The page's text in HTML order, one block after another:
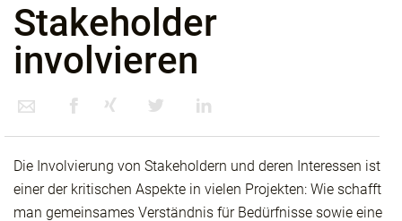
Stakeholder
involvieren
Die Involvierung von Stakeholdern und deren Interessen ist
einer der kritischen Aspekte in vielen Projekten: Wie schafft
man gemeinsames Verständnis für Bedürfnisse sowie eine